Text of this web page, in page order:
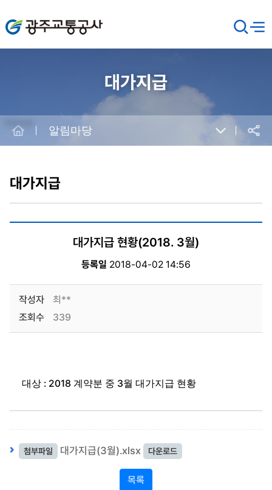
광주교통공사
검
색
창
메뉴
대가지급
공유
알림마당
대가지급
대가지급 현황(2018. 3월)
등록일 2018-04-02 14:56
작성자
최**
조회수
339
대상 : 2018 계약분 중 3월 대가지급 현황
첨부파일 대가지급(3월).xlsx 다운로드
목록